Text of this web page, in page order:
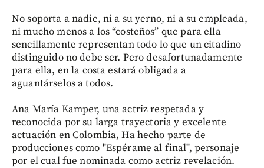
No soporta a nadie, ni a su yerno, ni a su empleada,
ni mucho menos a los “costeños” que para ella
sencillamente representan todo lo que un citadino
distinguido no debe ser. Pero desafortunadamente
para ella, en la costa estará obligada a
aguantárselos a todos.
Ana María Kamper, una actriz respetada y
reconocida por su larga trayectoria y excelente
actuación en Colombia, Ha hecho parte de
producciones como "Espérame al final", personaje
por el cual fue nominada como actriz revelación.